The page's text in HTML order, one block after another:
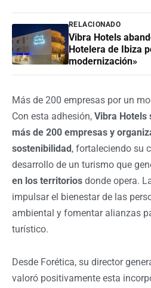
RELACIONADO
Vibra Hotels
Hotelera de Ibiza
modernización»
Más de 200 empresas por un
Con esta adhesión, Vibra Hotels
más de 200 empresas y
sostenibilidad , fortaleciendo su
desarrollo de un turismo que
en los territorios donde opera.
impulsar el bienestar de las
ambiental y fomentar alianzas
turístico.
Desde Forética, su director
valoró positivamente esta